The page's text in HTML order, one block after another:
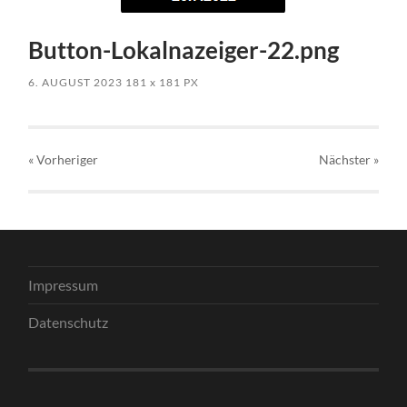
Button-Lokalnazeiger-22.png
6. AUGUST 2023 181x 181 PX
« Vorheriger Nächster »
Impressum
Datenschutz